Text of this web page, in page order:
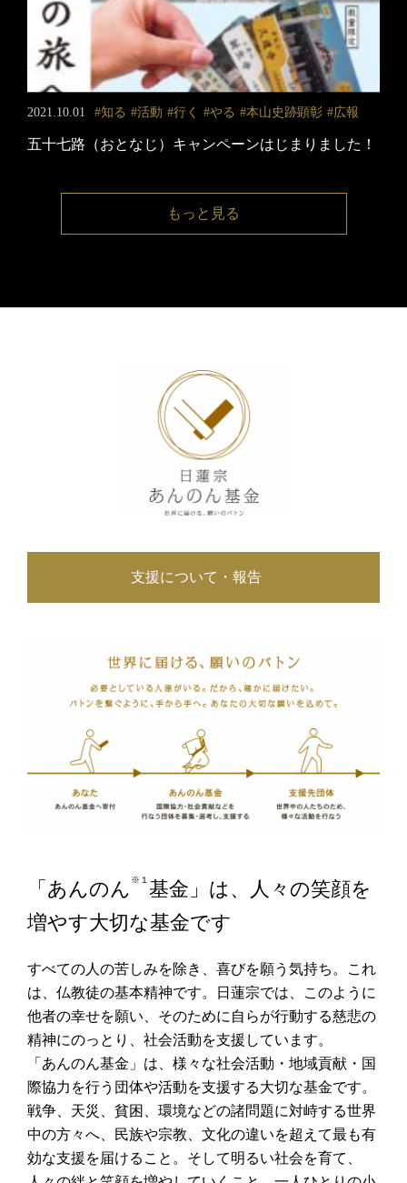
2021.10.01 知る 活動 行く やる 本山史跡顕彰 広報
五十七路（おとなじ）キャンペーンはじまりました！
もっと⾒る
支援について・報告
「 あんのん
基⾦」は、⼈々の笑顔を
増やす⼤切な基⾦です
すべての人の苦しみを除き、喜びを願う気持ち。これ
は、仏教徒の基本精神です。日蓮宗では、このように
他者の幸せを願い、そのために自らが行動する慈悲の
精神にのっとり、社会活動を支援しています。
「あんのん基金」は、様々な社会活動・地域貢献・国
際協力を行う団体や活動を支援する大切な基金です。
戦争、天災、貧困、環境などの諸問題に対峙する世界
中の方々へ、民族や宗教、文化の違いを超えて最も有
効な支援を届けること。そして明るい社会を育て、